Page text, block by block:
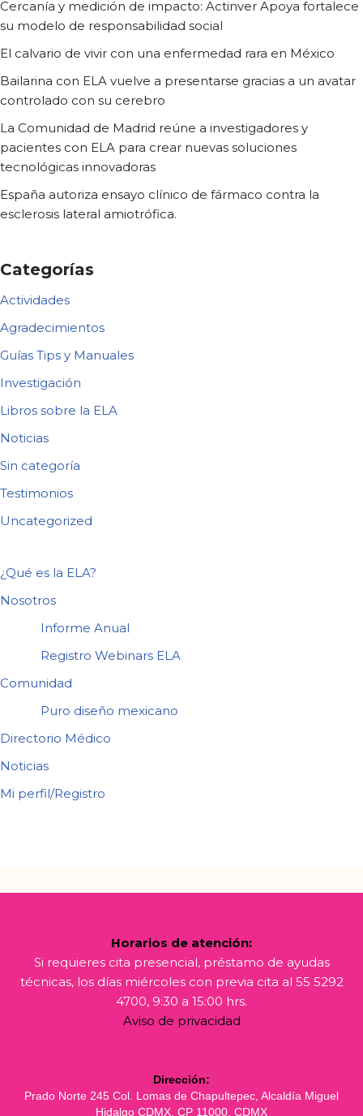
Cercanía y medición de impacto: Actinver Apoya fortalece
su modelo de responsabilidad social
El calvario de vivir con una enfermedad rara en México
Bailarina con ELA vuelve a presentarse gracias a un avatar
controlado con su cerebro
La Comunidad de Madrid reúne a investigadores y
pacientes con ELA para crear nuevas soluciones
tecnológicas innovadoras
España autoriza ensayo clínico de fármaco contra la
esclerosis lateral amiotrófica.
Categorías
Actividades
Agradecimientos
Guías Tips y Manuales
Investigación
Libros sobre la ELA
Noticias
Sin categoría
Testimonios
Uncategorized
¿Qué es la ELA?
Nosotros
Informe Anual
Registro Webinars ELA
Comunidad
Puro diseño mexicano
Directorio Médico
Noticias
Mi perfil/Registro
Horarios de atención:
Si requieres cita presencial, préstamo de ayudas
técnicas, los días miércoles con previa cita al 55 5292
4700, 9:30 a 15:00 hrs.
Aviso de privacidad
Dirección:
Prado Norte 245 Col. Lomas de Chapultepec, Alcaldía Miguel
Hidalgo CDMX, CP 11000. CDMX